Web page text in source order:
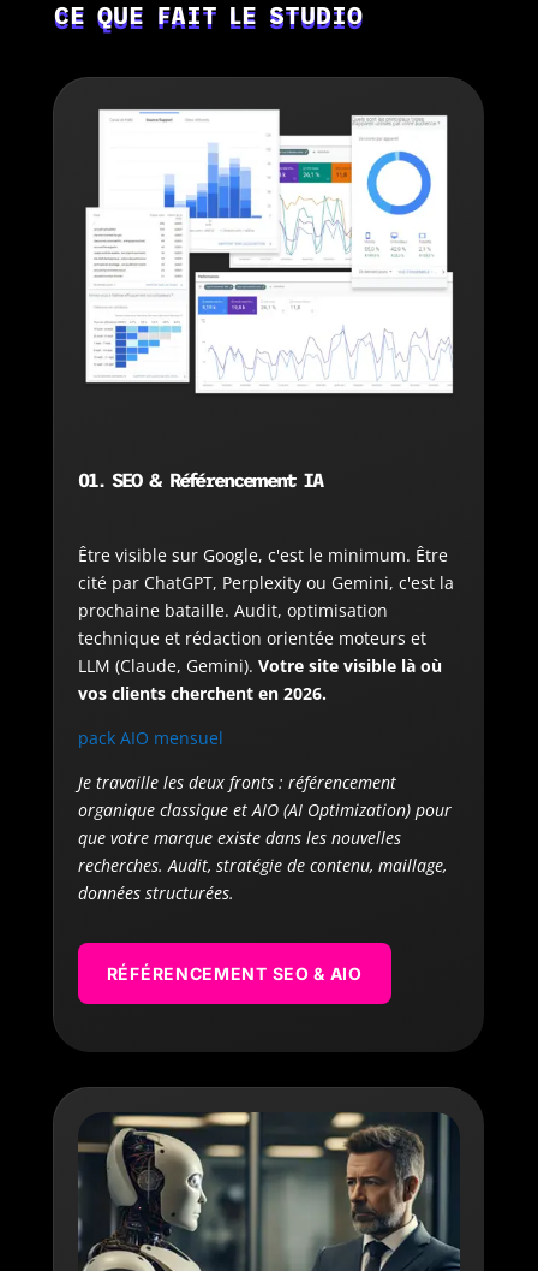
CE QUE FAIT LE STUDIO
01. SEO & Référencement IA
Être visible sur Google, c'est le minimum. Être
cité par ChatGPT, Perplexity ou Gemini, c'est la
prochaine bataille. Audit, optimisation
technique et rédaction orientée moteurs et
LLM (Claude, Gemini). Votre site visible là où
vos clients cherchent en 2026.
pack AIO mensuel
Je travaille les deux fronts : référencement
organique classique et AIO (AI Optimization) pour
que votre marque existe dans les nouvelles
recherches. Audit, stratégie de contenu, maillage,
données structurées.
RÉFÉRENCEMENT SEO & AIO